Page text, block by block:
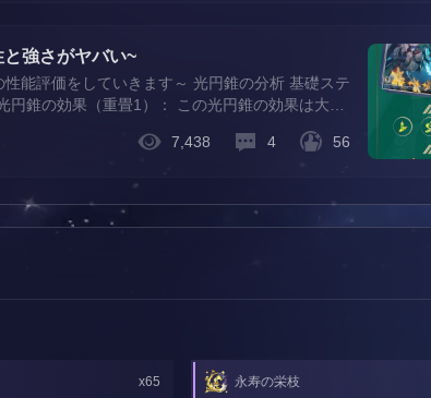
強さがヤバい~
能評価をしていきます～ 光円錐の分析 基礎ステ
錐の効果（重畳1）： この光円錐の効果は大き
回復効率は現在のスターレイルでは非常にレアな
7,438 4 56
x65 永寿の栄枝